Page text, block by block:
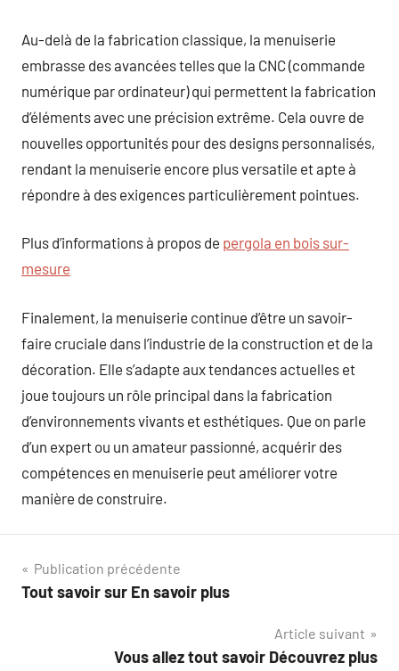
Au-delà de la fabrication classique, la menuiserie
embrasse des avancées telles que la CNC (commande
numérique par ordinateur) qui permettent la fabrication
d’éléments avec une précision extrême. Cela ouvre de
nouvelles opportunités pour des designs personnalisés,
rendant la menuiserie encore plus versatile et apte à
répondre à des exigences particulièrement pointues.
Plus d’informations à propos de pergola en bois sur-
mesure
Finalement, la menuiserie continue d’être un savoir-
faire cruciale dans l’industrie de la construction et de la
décoration. Elle s’adapte aux tendances actuelles et
joue toujours un rôle principal dans la fabrication
d’environnements vivants et esthétiques. Que on parle
d’un expert ou un amateur passionné, acquérir des
compétences en menuiserie peut améliorer votre
manière de construire.
Navigation
de
Publication précédente
Tout savoir sur En savoir plus
Article suivant
Vous allez tout savoir Découvrez plus